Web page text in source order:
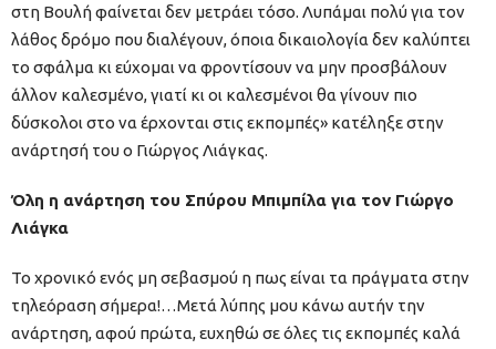
στη Βουλή φαίνεται δεν μετράει τόσο. Λυπάμαι πολύ για τον
λάθος δρόμο που διαλέγουν, όποια δικαιολογία δεν καλύπτει
το σφάλμα κι εύχομαι να φροντίσουν να μην προσβάλουν
άλλον καλεσμένο, γιατί κι οι καλεσμένοι θα γίνουν πιο
δύσκολοι στο να έρχονται στις εκπομπές» κατέληξε στην
ανάρτησή του ο Γιώργος Λιάγκας.
Όλη η ανάρτηση του Σπύρου Μπιμπίλα για τον Γιώργο
Λιάγκα
Το χρονικό ενός μη σεβασμού η πως είναι τα πράγματα στην
τηλεόραση σήμερα!…Μετά λύπης μου κάνω αυτήν την
ανάρτηση, αφού πρώτα, ευχηθώ σε όλες τις εκπομπές καλά